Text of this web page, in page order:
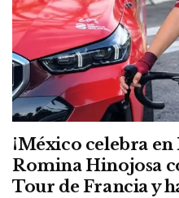
¡México celebra en
Romina Hinojosa
Tour de Francia y